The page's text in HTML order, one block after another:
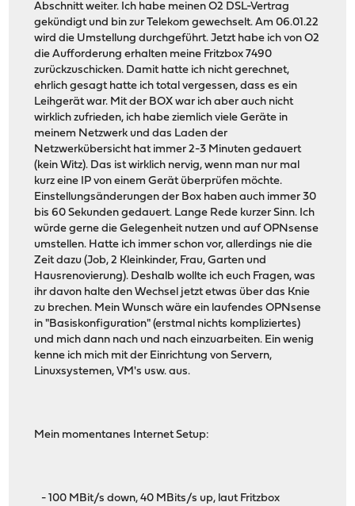
Abschnitt weiter. Ich habe meinen O2 DSL-Vertrag
gekündigt und bin zur Telekom gewechselt. Am 06.01.22
wird die Umstellung durchgeführt. Jetzt habe ich von O2
die Aufforderung erhalten meine Fritzbox 7490
zurückzuschicken. Damit hatte ich nicht gerechnet,
ehrlich gesagt hatte ich total vergessen, dass es ein
Leihgerät war. Mit der BOX war ich aber auch nicht
wirklich zufrieden, ich habe ziemlich viele Geräte in
meinem Netzwerk und das Laden der
Netzwerkübersicht hat immer 2-3 Minuten gedauert
(kein Witz). Das ist wirklich nervig, wenn man nur mal
kurz eine IP von einem Gerät überprüfen möchte.
Einstellungsänderungen der Box haben auch immer 30
bis 60 Sekunden gedauert. Lange Rede kurzer Sinn. Ich
würde gerne die Gelegenheit nutzen und auf OPNsense
umstellen. Hatte ich immer schon vor, allerdings nie die
Zeit dazu (Job, 2 Kleinkinder, Frau, Garten und
Hausrenovierung). Deshalb wollte ich euch Fragen, was
ihr davon halte den Wechsel jetzt etwas über das Knie
zu brechen. Mein Wunsch wäre ein laufendes OPNsense
in "Basiskonfiguration" (erstmal nichts kompliziertes)
und mich dann nach und nach einzuarbeiten. Ein wenig
kenne ich mich mit der Einrichtung von Servern,
Linuxsystemen, VM's usw. aus.
Mein momentanes Internet Setup:
- 100 MBit/s down, 40 MBits/s up, laut Fritzbox